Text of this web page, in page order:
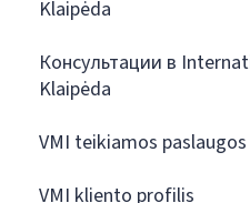
Klaipėda
Консультации в
Klaipėda
VMI teikiamos paslaugos
VMI kliento profilis